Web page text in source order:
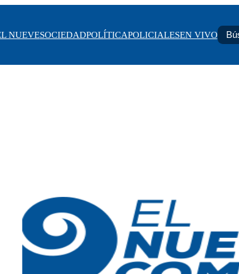
NUEVESOCIEDADPOLÍTICAPOLICIALESEN VIVO